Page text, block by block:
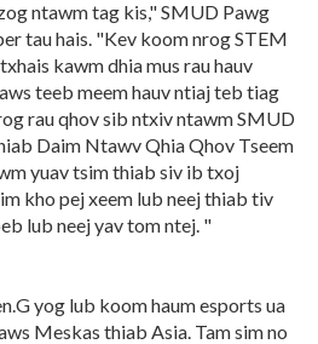
ntawm tag kis," SMUD Pawg
tau hais. "Kev koom nrog STEM
kawm dhia mus rau hauv
teeb meem hauv ntiaj teb tiag
rau qhov sib ntxiv ntawm SMUD
Daim Ntawv Qhia Qhov Tseem
yuav tsim thiab siv ib txoj
kho pej xeem lub neej thiab tiv
lub neej yav tom ntej. "
yog lub koom haum esports ua
Meskas thiab Asia. Tam sim no